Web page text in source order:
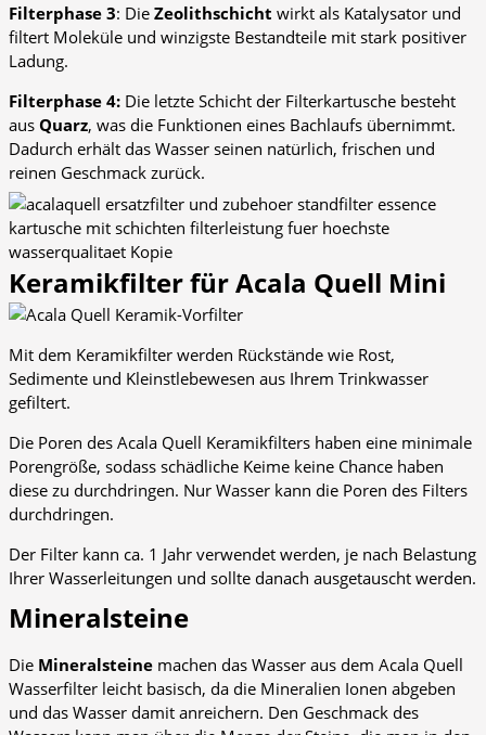
Filterphase 3: Die Zeolithschicht wirkt als Katalysator und
filtert Moleküle und winzigste Bestandteile mit stark positiver
Ladung.
Filterphase 4: Die letzte Schicht der Filterkartusche besteht
aus Quarz, was die Funktionen eines Bachlaufs übernimmt.
Dadurch erhält das Wasser seinen natürlich, frischen und
reinen Geschmack zurück.
Keramikfilter für Acala Quell Mini
Mit dem Keramikfilter werden Rückstände wie Rost,
Sedimente und Kleinstlebewesen aus Ihrem Trinkwasser
gefiltert.
Die Poren des Acala Quell Keramikfilters haben eine minimale
Porengröße, sodass schädliche Keime keine Chance haben
diese zu durchdringen. Nur Wasser kann die Poren des Filters
durchdringen.
Der Filter kann ca. 1 Jahr verwendet werden, je nach Belastung
Ihrer Wasserleitungen und sollte danach ausgetauscht werden.
Mineralsteine
Die Mineralsteine machen das Wasser aus dem Acala Quell
Wasserfilter leicht basisch, da die Mineralien Ionen abgeben
und das Wasser damit anreichern. Den Geschmack des